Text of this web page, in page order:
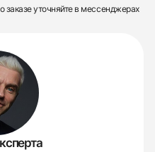
заказеуточняйте в мессенджерах